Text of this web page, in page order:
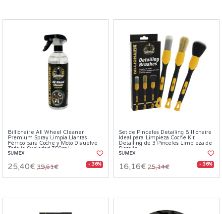
Billionaire All Wheel Cleaner
Premium Spray Limpia Llantas
Férrico para Coche y Moto Disuelve
Toda la Suciedad 750ml
SUMEX
25,40€ 39,51€ - 36%
Set de Pinceles Detailing Billionaire
Ideal para Limpieza Coche Kit
Detailing de 3 Pinceles Limpieza de
Detalle
SUMEX
16,16€ 25,14€ - 36%